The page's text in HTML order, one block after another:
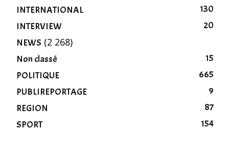
INTERNATIONAL
130
INTERVIEW
20
NEWS (2 268)
Non classé
15
POLITIQUE
665
PUBLIREPORTAGE
9
REGION
87
SPORT
154